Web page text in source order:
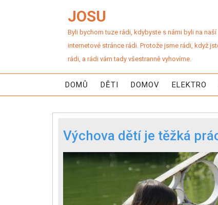
JOSU
Byli bychom tuze rádi, kdybyste s námi byli na naší
internetové stránce rádi. Protože jsme rádi, když
rádi, a rádi vám tady všestranně vyhovíme.
DOMŮ DĚTI DOMOV ELEKTRO
Výchova dětí je těžká